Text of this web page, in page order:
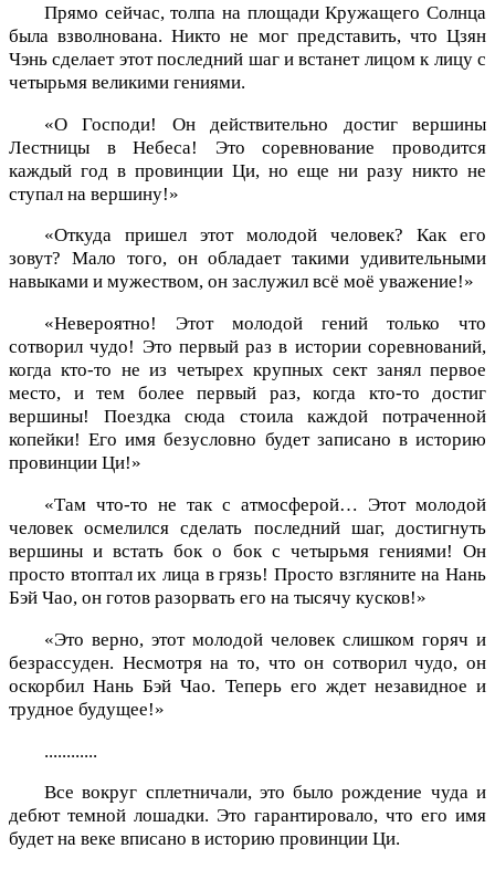
Прямо сейчас, толпа на площади Кружащего Солнца
была взволнована. Никто не мог представить, что Цзян
Чэнь сделает этот последний шаг и встанет лицом к лицу с
четырьмя великими гениями.
«О Господи! Он действительно достиг вершины
Лестницы в Небеса! Это соревнование проводится
каждый год в провинции Ци, но еще ни разу никто не
ступал на вершину!»
«Откуда пришел этот молодой человек? Как его
зовут? Мало того, он обладает такими удивительными
навыками и мужеством, он заслужил всё моё уважение!»
«Невероятно! Этот молодой гений только что
сотворил чудо! Это первый раз в истории соревнований,
когда кто-то не из четырех крупных сект занял первое
место, и тем более первый раз, когда кто-то достиг
вершины! Поездка сюда стоила каждой потраченной
копейки! Его имя безусловно будет записано в историю
провинции Ци!»
«Там что-то не так с атмосферой… Этот молодой
человек осмелился сделать последний шаг, достигнуть
вершины и встать бок о бок с четырьмя гениями! Он
просто втоптал их лица в грязь! Просто взгляните на Нань
Бэй Чао, он готов разорвать его на тысячу кусков!»
«Это верно, этот молодой человек слишком горяч и
безрассуден. Несмотря на то, что он сотворил чудо, он
оскорбил Нань Бэй Чао. Теперь его ждет незавидное и
трудное будущее!»
............
Все вокруг сплетничали, это было рождение чуда и
дебют темной лошадки. Это гарантировало, что его имя
будет на веке вписано в историю провинции Ци.